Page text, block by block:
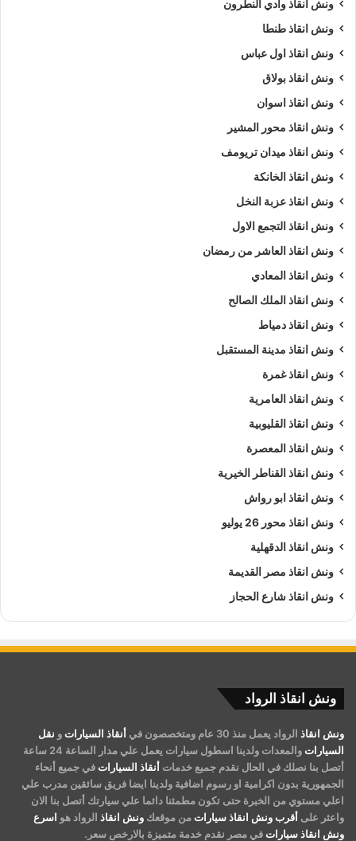
ونش انقاذ وادي النطرون
ونش انقاذ طنطا
ونش انقاذ اول عباس
ونش انقاذ بولاق
ونش انقاذ اسوان
ونش انقاذ محور المشير
ونش انقاذ ميدان تريومف
ونش انقاذ الخانكة
ونش انقاذ عزبة النخل
ونش انقاذ التجمع الاول
ونش انقاذ العاشر من رمضان
ونش انقاذ المعادي
ونش انقاذ الملك الصالح
ونش انقاذ دمياط
ونش انقاذ مدينة المستقبل
ونش انقاذ غمرة
ونش انقاذ العامرية
ونش انقاذ القليوبية
ونش انقاذ المعصرة
ونش انقاذ القناطر الخيرية
ونش انقاذ ابو رواش
ونش انقاذ محور 26 يوليو
ونش انقاذ الدقهلية
ونش انقاذ مصر القديمة
ونش انقاذ شارع الحجاز
ونش انقاذ الرواد
ونش انقاذ الرواد يعمل منذ 30 عام ومتخصصون في أنقاذ السيارات و نقل
السيارات
والمعدات ولدينا اسطول سيارات يعمل علي مدار الساعة 24 ساعة
أتصل بنا نصلك في الحال نقدم جميع خدمات أنقاذ السيارات في جميع أنحاء
الجمهورية بدون اكرامية او رسوم اضافية ولدينا ايضا فريق سائقين مدرب علي
اعلي مستوي من الخبرة حتى تكون مطمئنا دائما علي سيارتك أتصل بنا الان
واعثر على أقرب ونش انقاذ سيارات من موقعك ونش انقاذ الرواد هو اسرع
ونش انقاذ سيارات في مصر نقدم خدمة متميزة بالارخص سعر.